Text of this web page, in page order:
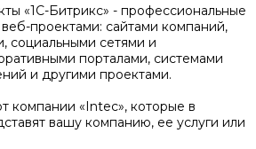
«1С-Битрикс» - профессиональные
проектами: сайтами компаний,
социальными сетями и
порталами, системами
и другими проектами.
компании «Intec», которые в
вашу компанию, ее услуги или